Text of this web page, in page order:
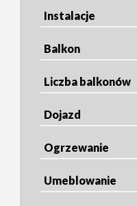
Instalacje
Balkon
Liczba balkonów
Dojazd
Ogrzewanie
Umeblowanie